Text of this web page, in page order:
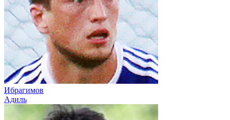
Ибрагимов
Адиль